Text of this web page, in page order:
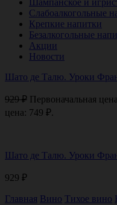
Шампанское и
Слабоалкогольные
Крепкие напитки
Безалкогольные
Акции
Новости
Шато де Талю. Уроки
929₽ Первоначальная
цена: 749 ₽.
Шато де Талю. Уроки
929 ₽
Главная Вино Тихое вино